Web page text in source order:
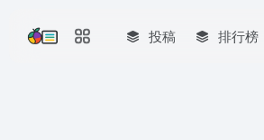
投稿 排行榜